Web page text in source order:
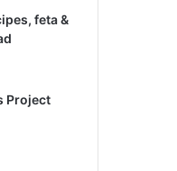
feta &
Project